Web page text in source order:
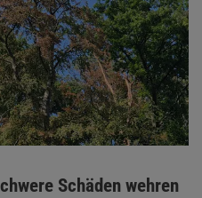
Schäden wehren